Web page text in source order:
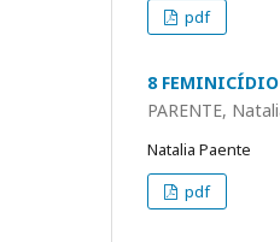
pdf
8 FEMINICÍDIO
PARENTE,
Natalia Paente
pdf